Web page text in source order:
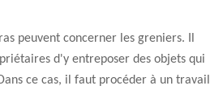
peuvent concerner les greniers. Il
d'y entreposer des objets qui
ce cas, il faut procéder à un travail